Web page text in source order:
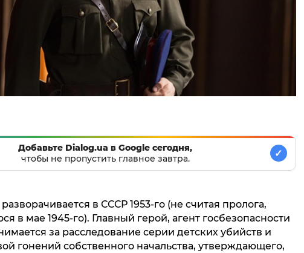
Добавьте Dialog.ua в Google сегодня,
чтобы не пропустить главное завтра.
✓
в СССР 1953-го (не считая пролога,
в мае 1945-го). Главный герой, агент госбезопасности
за расследование серии детских убийств и
гонений собственного начальства, утверждающего,